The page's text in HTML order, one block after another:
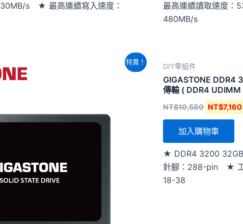
s ★ 最高連續寫入速度：
最高連續讀取速度
480MB/s
特賣！
前
價
DIY零組件
GIGASTONE DDR4
傳輸 ( DDR4
NT$10,580
價
格：
NT$7,160
加入購物車
★ DDR4 3200
針腳：288-pin ★
18-38